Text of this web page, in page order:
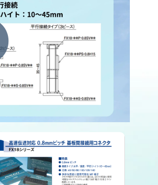
カタログをダウンロード